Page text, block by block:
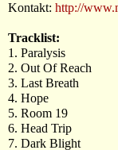
Kontakt: http://
Tracklist:
1. Paralysis
2. Out Of Reach
3. Last Breath
4. Hope
5. Room 19
6. Head Trip
7. Dark Blight